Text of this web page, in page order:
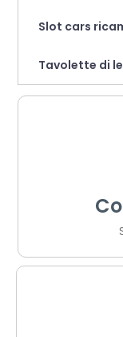
Slot cars
Tavolette di